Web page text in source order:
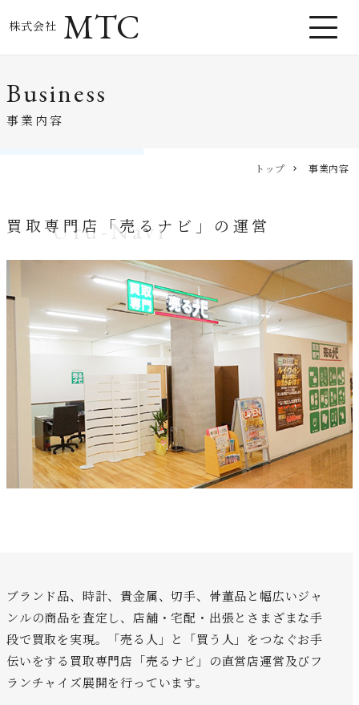
株式会社 MTC
Business
事業内容
トップ 事業内容
買取専門店「売るナビ」の運営
ブランド品、時計、貴金属、切手、骨董品と幅広いジャ
ンルの商品を査定し、店舗・宅配・出張とさまざまな手
段で買取を実現。「売る人」と「買う人」をつなぐお手
伝いをする買取専門店「売るナビ」の直営店運営及びフ
ランチャイズ展開を行っています。